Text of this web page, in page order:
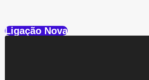
Ligação Nova